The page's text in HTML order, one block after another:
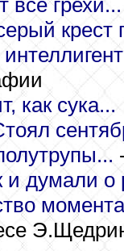
все грехи...
крест
как сука...
думали о